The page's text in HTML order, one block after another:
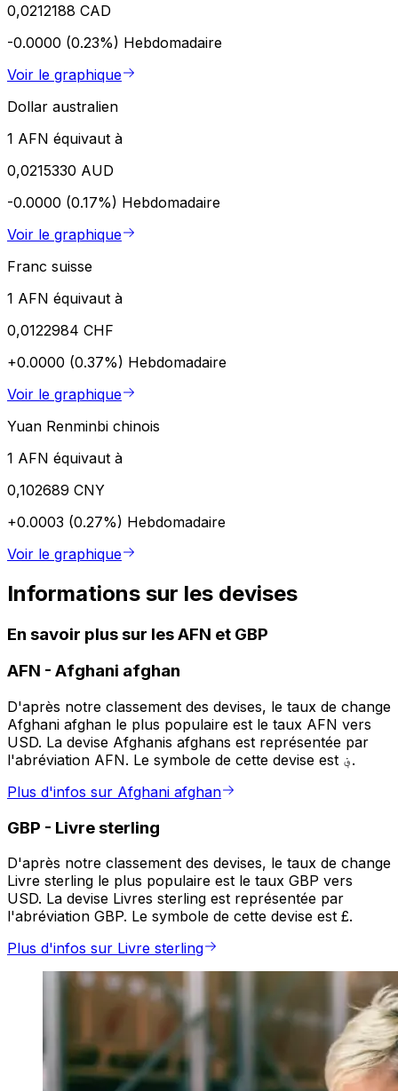
0,0212188 CAD
-0.0000 (0.23%) Hebdomadaire
Voir le graphique
Dollar australien
1 AFN équivaut à
0,0215330 AUD
-0.0000 (0.17%) Hebdomadaire
Voir le graphique
Franc suisse
1 AFN équivaut à
0,0122984 CHF
+0.0000 (0.37%) Hebdomadaire
Voir le graphique
Yuan Renminbi chinois
1 AFN équivaut à
0,102689 CNY
+0.0003 (0.27%) Hebdomadaire
Voir le graphique
Informations sur les devises
En savoir plus sur les AFN et GBP
AFN - Afghani afghan
D'après notre classement des devises, le taux de change
Afghani afghan le plus populaire est le taux AFN vers
USD. La devise Afghanis afghans est représentée par
l'abréviation AFN. Le symbole de cette devise est ؋.
Plus d'infos sur Afghani afghan
GBP - Livre sterling
D'après notre classement des devises, le taux de change
Livre sterling le plus populaire est le taux GBP vers
USD. La devise Livres sterling est représentée par
l'abréviation GBP. Le symbole de cette devise est £.
Plus d'infos sur Livre sterling